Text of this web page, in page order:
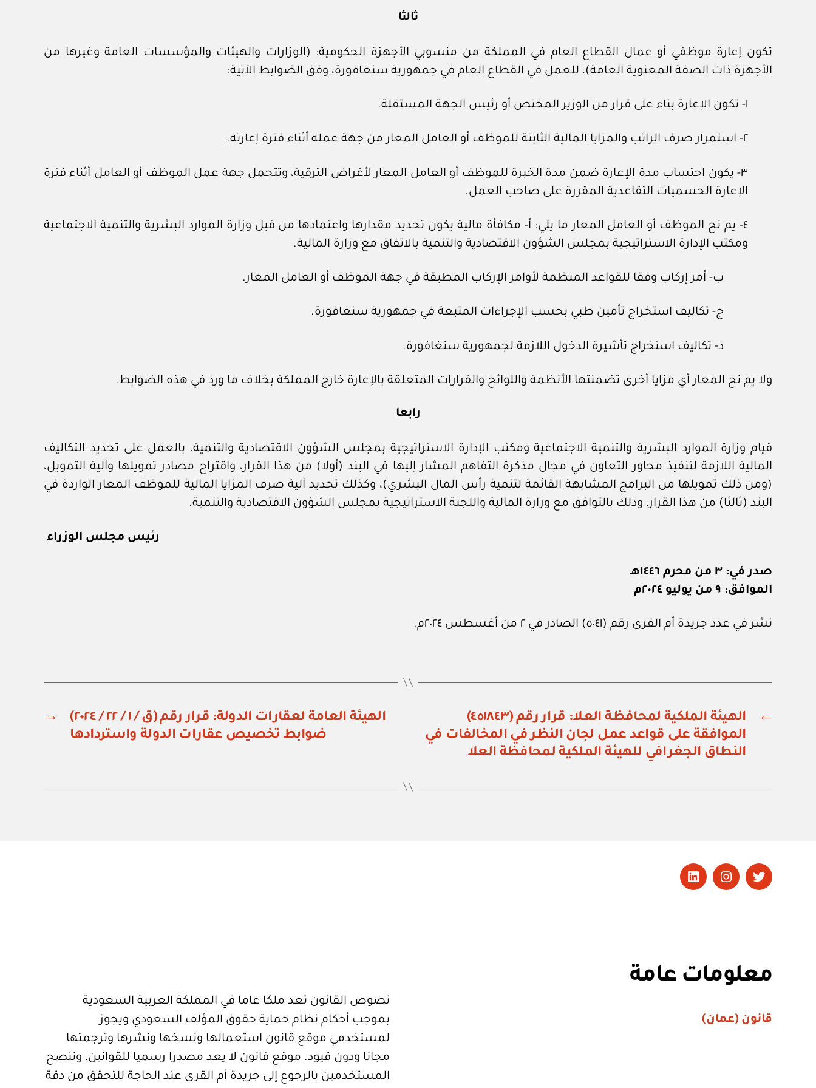
ثالثا
تكون إعارة موظفي أو عمال القطاع العام في المملكة من منسوبي الأجهزة الحكومية: (الوزارات والهيئات والمؤسسات العامة وغيرها من
الأجهزة ذات الصفة المعنوية العامة)، للعمل في القطاع العام في جمهورية سنغافورة، وفق الضوابط الآتية:
١- تكون الإعارة بناء على قرار من الوزير المختص أو رئيس الجهة المستقلة.
٢- استمرار صرف الراتب والمزايا المالية الثابتة للموظف أو العامل المعار من جهة عمله أثناء فترة إعارته.
٣- يكون احتساب مدة الإعارة ضمن مدة الخبرة للموظف أو العامل المعار لأغراض الترقية، وتتحمل جهة عمل الموظف أو العامل أثناء فترة
الإعارة الحسميات التقاعدية المقررة على صاحب العمل.
٤- يم نح الموظف أو العامل المعار ما يلي: أ- مكافأة مالية يكون تحديد مقدارها واعتمادها من قبل وزارة الموارد البشرية والتنمية الاجتماعية
ومكتب الإدارة الاستراتيجية بمجلس الشؤون الاقتصادية والتنمية بالاتفاق مع وزارة المالية.
ب- أمر إركاب وفقا للقواعد المنظمة لأوامر الإركاب المطبقة في جهة الموظف أو العامل المعار.
ج- تكاليف استخراج تأمين طبي بحسب الإجراءات المتبعة في جمهورية سنغافورة.
د- تكاليف استخراج تأشيرة الدخول اللازمة لجمهورية سنغافورة.
ولا يم نح المعار أي مزايا أخرى تضمنتها الأنظمة واللوائح والقرارات المتعلقة بالإعارة خارج المملكة بخلاف ما ورد في هذه الضوابط.
رابعا
قيام وزارة الموارد البشرية والتنمية الاجتماعية ومكتب الإدارة الاستراتيجية بمجلس الشؤون الاقتصادية والتنمية، بالعمل على تحديد التكاليف
المالية اللازمة لتنفيذ محاور التعاون في مجال مذكرة التفاهم المشار إليها في البند (أولا) من هذا القرار، واقتراح مصادر تمويلها وآلية التمويل،
(ومن ذلك تمويلها من البرامج المشابهة القائمة لتنمية رأس المال البشري)، وكذلك تحديد آلية صرف المزايا المالية للموظف المعار الواردة في
البند (ثالثا) من هذا القرار، وذلك بالتوافق مع وزارة المالية واللجنة الاستراتيجية بمجلس الشؤون الاقتصادية والتنمية.
رئيس مجلس الوزراء
صدر في: ٣ من محرم ١٤٤٦هـ
الموافق: ٩ من يوليو ٢٠٢٤م
نشر في عدد جريدة أم القرى رقم (٥٠٤١) الصادر في ٢ من أغسطس ٢٠٢٤م.
←
الهيئة الملكية لمحافظة العلا: قرار رقم (٤٥١٨٤٣)
الموافقة على قواعد عمل لجان النظر في المخالفات في
النطاق الجغرافي للهيئة الملكية لمحافظة العلا
→
الهيئة العامة لعقارات الدولة: قرار رقم (ق / ١ / ٢٢ / ٢٠٢٤)
ضوابط تخصيص عقارات الدولة واستردادها
تويتر Instagram
LinkedIn
معلومات عامة
قانون (عمان)
نصوص القانون تعد ملكا عاما في المملكة العربية السعودية
بموجب أحكام نظام حماية حقوق المؤلف السعودي ويجوز
لمستخدمي موقع قانون استعمالها ونسخها ونشرها وترجمتها
مجانا ودون قيود. موقع قانون لا يعد مصدرا رسميا للقوانين، وننصح
المستخدمين بالرجوع إلى جريدة أم القرى عند الحاجة للتحقق من دقة